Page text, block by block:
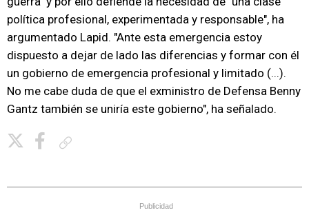
política profesional, experimentada y responsable", ha
argumentado Lapid. "Ante esta emergencia estoy
dispuesto a dejar de lado las diferencias y formar con él
un gobierno de emergencia profesional y limitado (...).
No me cabe duda de que el exministro de Defensa Benny
Gantz también se uniría este gobierno", ha señalado.
Publicidad